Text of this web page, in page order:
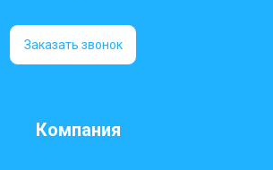
Заказать звонок
Компания